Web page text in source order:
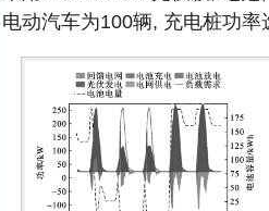
电动汽车为100辆, 充电桩功